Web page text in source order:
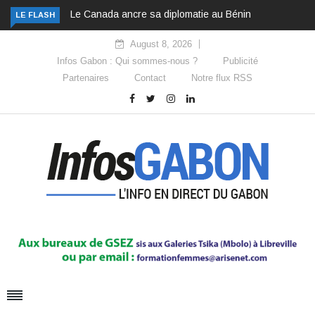
LE FLASH Le Canada ancre sa diplomatie au Bénin
August 8, 2026
Infos Gabon : Qui sommes-nous ?
Publicité
Partenaires
Contact Notre flux RSS